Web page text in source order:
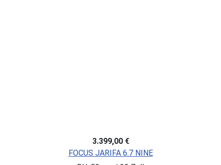
3.399,00 €
FOCUS JARIFA 6.7 NINE